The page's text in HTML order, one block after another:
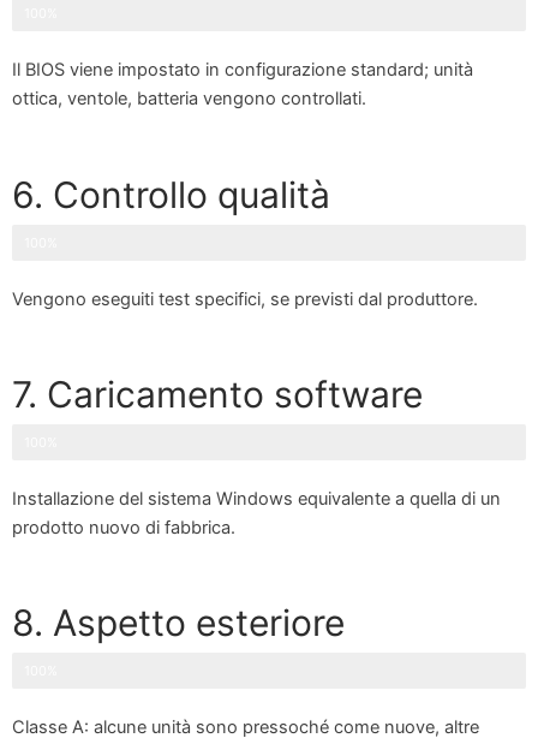
Il BIOS viene impostato in configurazione standard; unità
ottica, ventole, batteria vengono controllati.
6. Controllo qualità
Vengono eseguiti test specifici, se previsti dal produttore.
7. Caricamento software
Installazione del sistema Windows equivalente a quella di un
prodotto nuovo di fabbrica.
8. Aspetto esteriore
Classe A: alcune unità sono pressoché come nuove, altre